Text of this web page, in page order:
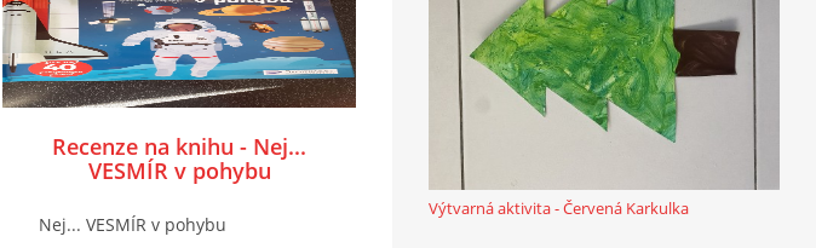
Recenze na knihu - Nej...
VESMÍR v pohybu
Nej... VESMÍR v pohybu
Výtvarná aktivita - Červená Karkulka